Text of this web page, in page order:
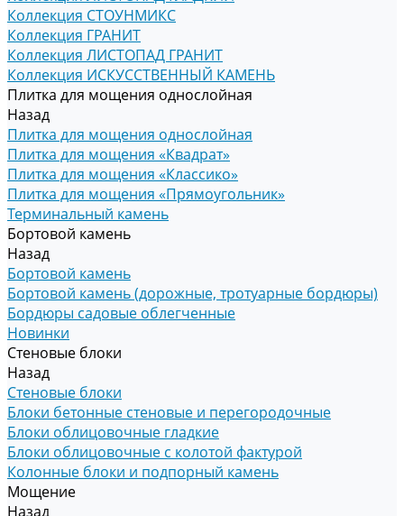
Коллекция СТОУНМИКС
Коллекция ГРАНИТ
Коллекция ЛИСТОПАД ГРАНИТ
Коллекция ИСКУССТВЕННЫЙ КАМЕНЬ
Плитка для мощения однослойная
Назад
Плитка для мощения однослойная
Плитка для мощения «Квадрат»
Плитка для мощения «Классико»
Плитка для мощения «Прямоугольник»
Терминальный камень
Бортовой камень
Назад
Бортовой камень
Бортовой камень (дорожные, тротуарные бордюры)
Бордюры садовые облегченные
Новинки
Стеновые блоки
Назад
Стеновые блоки
Блоки бетонные стеновые и перегородочные
Блоки облицовочные гладкие
Блоки облицовочные с колотой фактурой
Колонные блоки и подпорный камень
Мощение
Назад